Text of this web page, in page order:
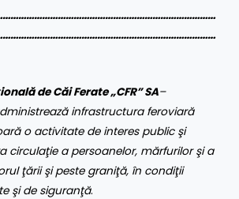
de Căi Ferate „CFR” SA–
infrastructura feroviară
o activitate de interes public şi
circulaţie a persoanelor, mărfurilor şi a
ţării şi peste graniţă, în condiţii
şi de siguranţă.